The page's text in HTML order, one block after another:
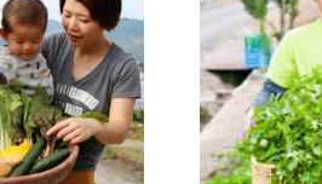
して知られる
畑がそこかし
にという名前
ニや竹崎牡蠣
る、有明海を
みなさんにお
日々、1頭1
ています。